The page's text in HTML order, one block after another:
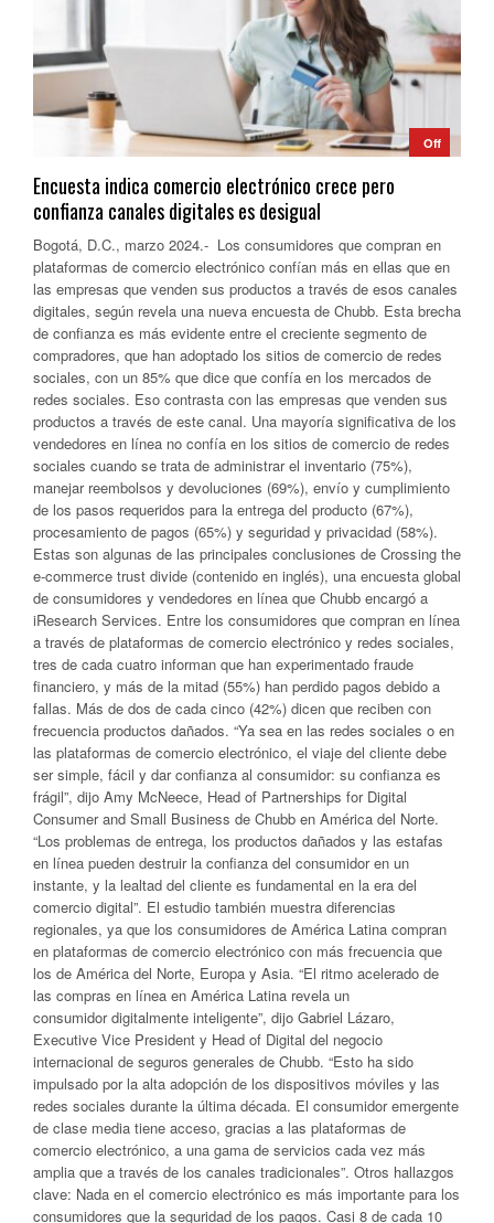
Off
Encuesta indica comercio electrónico crece pero
confianza canales digitales es desigual
Bogotá, D.C., marzo 2024.- Los consumidores que compran en
plataformas de comercio electrónico confían más en ellas que en
las empresas que venden sus productos a través de esos canales
digitales, según revela una nueva encuesta de Chubb. Esta brecha
de confianza es más evidente entre el creciente segmento de
compradores, que han adoptado los sitios de comercio de redes
sociales, con un 85% que dice que confía en los mercados de
redes sociales. Eso contrasta con las empresas que venden sus
productos a través de este canal. Una mayoría significativa de los
vendedores en línea no confía en los sitios de comercio de redes
sociales cuando se trata de administrar el inventario (75%),
manejar reembolsos y devoluciones (69%), envío y cumplimiento
de los pasos requeridos para la entrega del producto (67%),
procesamiento de pagos (65%) y seguridad y privacidad (58%).
Estas son algunas de las principales conclusiones de Crossing the
e-commerce trust divide (contenido en inglés), una encuesta global
de consumidores y vendedores en línea que Chubb encargó a
iResearch Services. Entre los consumidores que compran en línea
a través de plataformas de comercio electrónico y redes sociales,
tres de cada cuatro informan que han experimentado fraude
financiero, y más de la mitad (55%) han perdido pagos debido a
fallas. Más de dos de cada cinco (42%) dicen que reciben con
frecuencia productos dañados. “Ya sea en las redes sociales o en
las plataformas de comercio electrónico, el viaje del cliente debe
ser simple, fácil y dar confianza al consumidor: su confianza es
frágil”, dijo Amy McNeece, Head of Partnerships for Digital
Consumer and Small Business de Chubb en América del Norte.
“Los problemas de entrega, los productos dañados y las estafas
en línea pueden destruir la confianza del consumidor en un
instante, y la lealtad del cliente es fundamental en la era del
comercio digital”. El estudio también muestra diferencias
regionales, ya que los consumidores de América Latina compran
en plataformas de comercio electrónico con más frecuencia que
los de América del Norte, Europa y Asia. “El ritmo acelerado de
las compras en línea en América Latina revela un
consumidor digitalmente inteligente”, dijo Gabriel Lázaro,
Executive Vice President y Head of Digital del negocio
internacional de seguros generales de Chubb. “Esto ha sido
impulsado por la alta adopción de los dispositivos móviles y las
redes sociales durante la última década. El consumidor emergente
de clase media tiene acceso, gracias a las plataformas de
comercio electrónico, a una gama de servicios cada vez más
amplia que a través de los canales tradicionales”. Otros hallazgos
clave: Nada en el comercio electrónico es más importante para los
consumidores que la seguridad de los pagos. Casi 8 de cada 10